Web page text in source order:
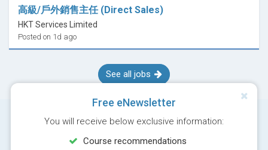
高級/戶外銷售主任 (Direct Sales)
HKT Services Limited
Posted on 1d ago
See all jobs
Free eNewsletter
You will receive below exclusive information:
Course recommendations